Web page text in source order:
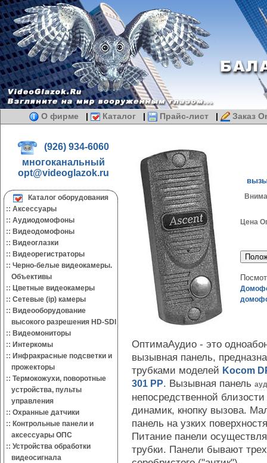
О фирме | Каталог | Прайс-лист | Заказ
(926) 934-6060
многоканальный
opt@videoglazok.ru
Каталог оборудования
:: Аксессуары
:: Аудиодомофоны
:: Видеодомофоны
:: Видеоглазки
:: Видеорегистраторы
:: Черно-белые видеокамеры.
Объективы
:: Цветные видеокамеры
:: Сетевые (ip) камеры
:: Видеооборудование
высокого разрешения HD-SDI
:: Видеомониторы
:: Интеркомы
:: Инфракрасные подсветки и
прожекторы
:: Термокожухи, поворотные
устройства, пульты
управления
:: Охранные датчики
:: Контрольные панели и
аксессуары ОПС
:: Устройства обработки
видеосигнала
Цена
ОптимаАудио - это
вызывная панель,
трубками моделей Kocom
301 PP. Вызывная панель
непосредственной
динамик, кнопку вызова.
панель на узких
Питание панели
трубки. Панели бывают